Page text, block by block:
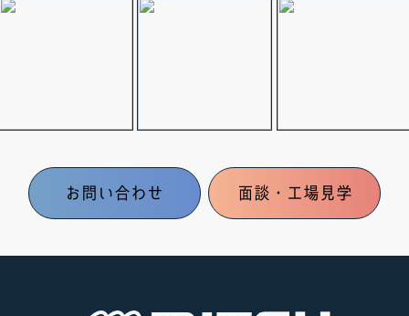
お問い合わせ 面談・工場見学